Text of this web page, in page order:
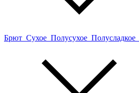
Брют Сухое Полусухое Полусладкое